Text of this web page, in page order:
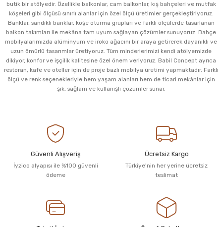
butik bir atölyedir. Özellikle balkonlar, cam balkonlar, kış bahçeleri ve mutfak
köşeleri gibi ölçüsü sınırlı alanlar için özel ölçü üretimler gerçekleştiriyoruz.
Banklar, sandıklı banklar, köşe oturma grupları ve farklı ölçülerde tasarlanan
balkon takımları ile mekâna tam uyum sağlayan çözümler sunuyoruz. Bahçe
mobilyalarımızda alüminyum ve iroko ağacını bir araya getirerek dayanıklı ve
uzun ömürlü tasarımlar üretiyoruz. Tüm minderlerimizi kendi atölyemizde
dikiyor, konfor ve işçilik kalitesine özel önem veriyoruz. Babil Concept ayrıca
restoran, kafe ve oteller için de proje bazlı mobilya üretimi yapmaktadır. Farklı
ölçü ve renk seçenekleriyle hem yaşam alanları hem de ticari mekânlar için
şık, sağlam ve kullanışlı çözümler sunar.
Güvenli Alışveriş
İyzico alyapısı ile %100 güvenli
ödeme
Ücretsiz Kargo
Türkiye'nin her yerine ücretsiz
teslimat